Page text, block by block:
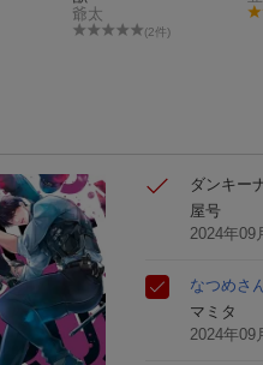
爺太
(2件)
ダンキー
屋号
2024年09
なつめさ
マミタ
2024年09